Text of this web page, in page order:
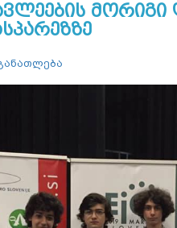
მორიგი